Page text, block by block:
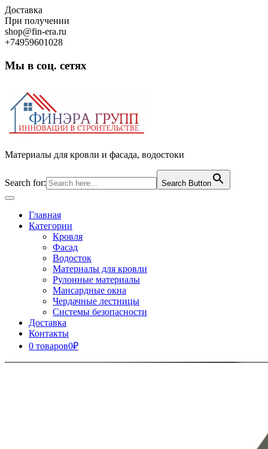
Skip
to
content
Доставка
При получении
shop@fin-era.ru
+74959601028
Мы в соц. сетях
Материалы для кровли и фасада, водостоки
Search for: Search Button
Open
ButtonГлавная
Категории
Кровля
Фасад
Водосток
Материалы для кровли
Рулонные материалы
Мансардные окна
Чердачные лестницы
Системы безопасности
Доставка
Контакты
0 товаров0₽
Close